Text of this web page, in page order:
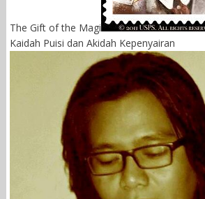
The Gift of the Magi
Kaidah Puisi dan Akidah Kepenyairan